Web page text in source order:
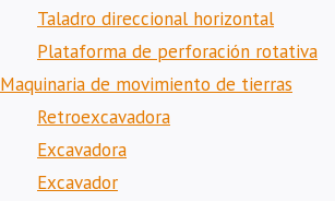
Taladro direccional horizontal
Plataforma de perforación rotativa
Maquinaria de movimiento de tierras
Retroexcavadora
Excavadora
Excavador